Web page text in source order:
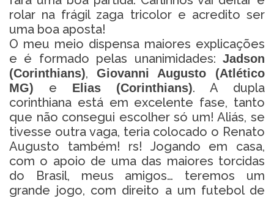
rolar na frágil zaga tricolor e acredito ser
uma boa aposta!
O meu meio dispensa maiores explicações
e é formado pelas unanimidades: Jadson
(Corinthians), Giovanni Augusto (Atlético
MG) e Elias (Corinthians). A dupla
corinthiana está em excelente fase, tanto
que não consegui escolher só um! Aliás, se
tivesse outra vaga, teria colocado o Renato
Augusto também! rs! Jogando em casa,
com o apoio de uma das maiores torcidas
do Brasil, meus amigos… teremos um
grande jogo, com direito a um futebol de